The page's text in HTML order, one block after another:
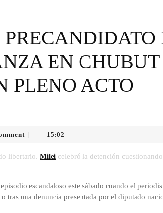
EN CHUBUT
PLENO ACTO
15:02
libertario. Milei celebró la detención
escandaloso este sábado cuando el
tras una denuncia presentada por el diputado